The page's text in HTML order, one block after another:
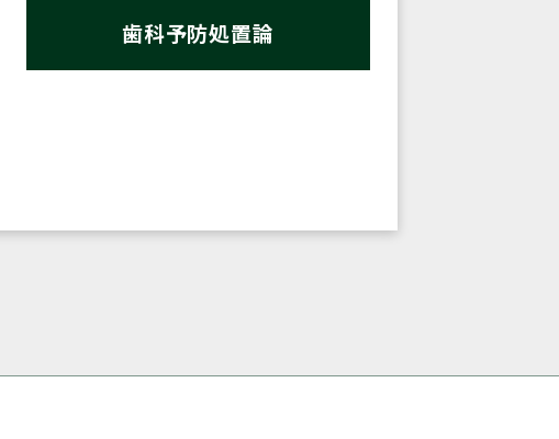
歯科予防処置論